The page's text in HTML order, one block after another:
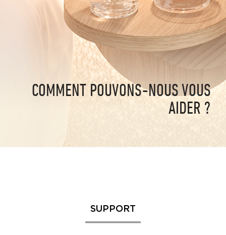
COMMENT POUVONS-NOUS VOUS
AIDER ?
SUPPORT